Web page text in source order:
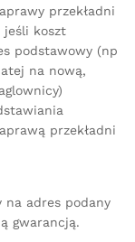
przekładni
jeśli koszt
podstawowy (np
na nową,
przekładni
na adres podany
gwarancją.